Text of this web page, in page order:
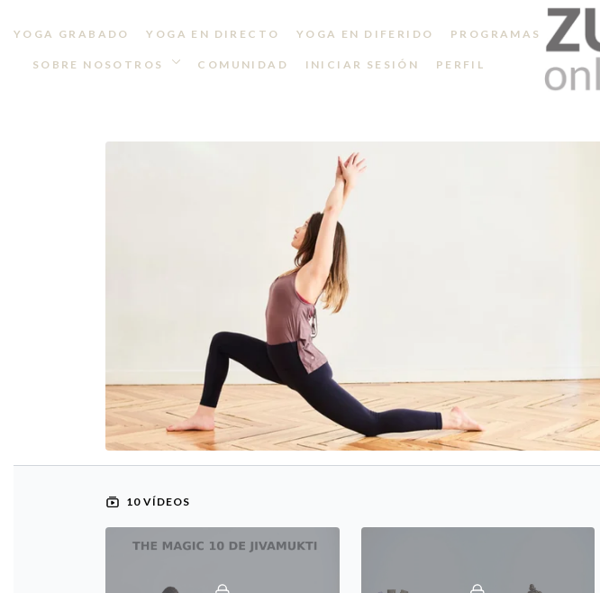
YOGA GRABADO YOGA EN DIRECTO YOGA EN DIFERIDO PROGRAMAS
SOBRE NOSOTROS COMUNIDAD INICIAR SESIÓN PERFIL
10 VÍDEOS